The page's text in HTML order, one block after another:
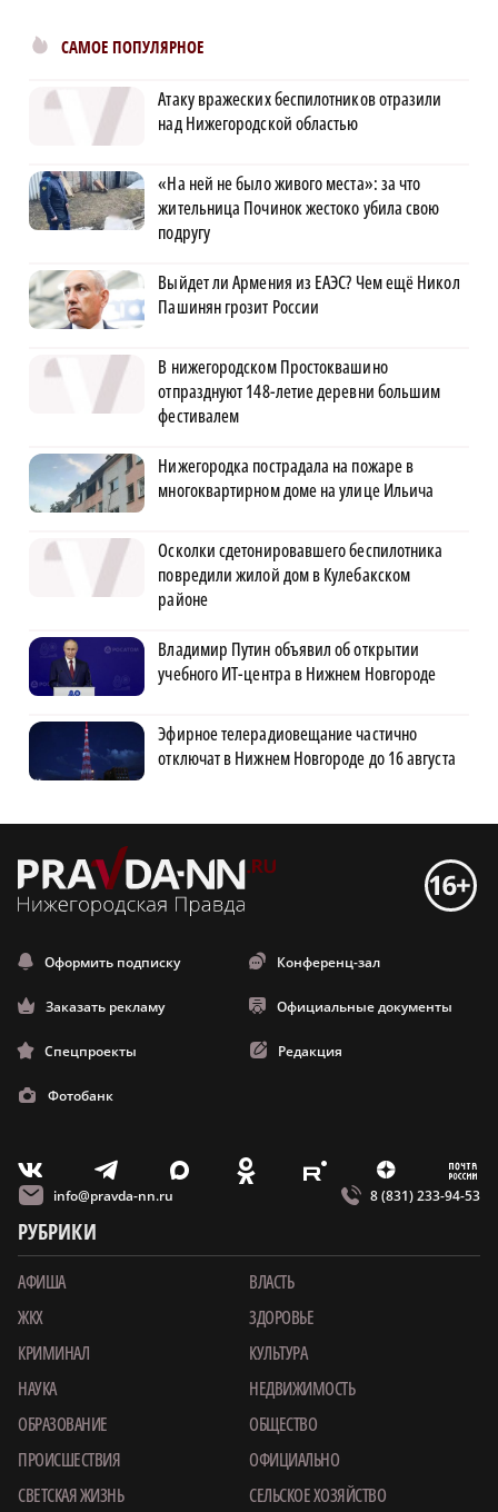
САМОЕ ПОПУЛЯРНОЕ
Атаку вражеских беспилотников отразили
над Нижегородской областью
«На ней не было живого места»: за что
жительница Починок жестоко убила свою
подругу
Выйдет ли Армения из ЕАЭС? Чем ещё Никол
Пашинян грозит России
В нижегородском Простоквашино
отпразднуют 148-летие деревни большим
фестивалем
Нижегородка пострадала на пожаре в
многоквартирном доме на улице Ильича
Осколки сдетонировавшего беспилотника
повредили жилой дом в Кулебакском
районе
Владимир Путин объявил об открытии
учебного ИТ-центра в Нижнем Новгороде
Эфирное телерадиовещание частично
отключат в Нижнем Новгороде до 16 августа
Оформить подписку Конференц-зал
Заказать рекламу Официальные документы
Спецпроекты Редакция
Фотобанк
V T X O E Z m
info@pravda-nn.ru 8 (831) 233-94-53
РУБРИКИ
АФИША
ВЛАСТЬ
ЖКХ
ЗДОРОВЬЕ
КРИМИНАЛ
КУЛЬТУРА
НАУКА
НЕДВИЖИМОСТЬ
ОБРАЗОВАНИЕ
ОБЩЕСТВО
ПРОИСШЕСТВИЯ
ОФИЦИАЛЬНО
СВЕТСКАЯ ЖИЗНЬ
СЕЛЬСКОЕ ХОЗЯЙСТВО